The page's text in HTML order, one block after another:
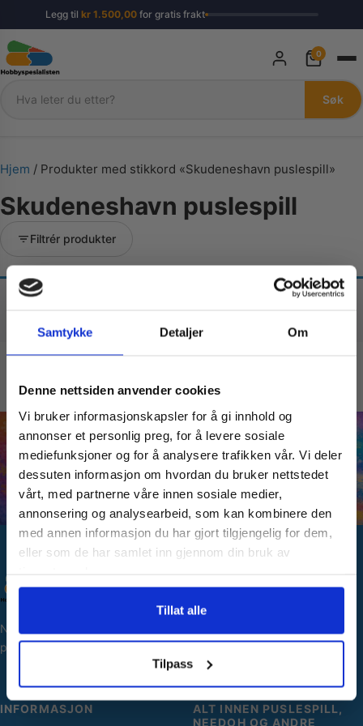
Samtykke Detaljer Om
Denne nettsiden anvender cookies
Vi bruker informasjonskapsler for å gi innhold og
annonser et personlig preg, for å levere sosiale
mediefunksjoner og for å analysere trafikken vår. Vi deler
dessuten informasjon om hvordan du bruker nettstedet
vårt, med partnerne våre innen sosiale medier,
annonsering og analysearbeid, som kan kombinere den
med annen informasjon du har gjort tilgjengelig for dem,
eller som de har samlet inn gjennom din bruk av
Tillat alle
Tilpass
Legg til kr1.500,00for gratis frakt
Søk
Søk
0
Hjem / Produkter med stikkord «Skudeneshavn puslespill»
Skudeneshavn puslespill
Filtrér produkter
Fant ingen produkter som passet med valgene
Norges største utvalg av
puslespill og hobbyartikler.
Min side
Ordreoversikt
Personopplysninger
INFORMASJON
ALT INNEN PUSLESPILL,
NEEDOH OG ANDRE
Vil du ha
10% Rabatt?
Meld deg på vårt nyhetsbrev og motta
gode tilbud og produktinformasjon fra
oss¢!
Ja takk, jeg er med
Nei takk! Jeg betaler fullpris